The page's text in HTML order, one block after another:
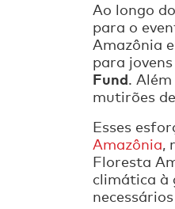
Ao longo
para o
Amazônia
para
Fund.
mutirões
Esses
Amazônia,
Floresta
climática à